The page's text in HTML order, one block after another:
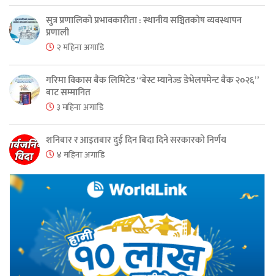
सुत्र प्रणालिको प्रभावकारीता : स्थानीय सञ्चितकोष व्यवस्थापन
प्रणाली
२ महिना अगाडि
गरिमा विकास बैंक लिमिटेड “बेस्ट म्यानेज्ड डेभेलपमेन्ट बैंक २०२६”
बाट सम्मानित
३ महिना अगाडि
शनिबार र आइतबार दुई दिन बिदा दिने सरकारको निर्णय
४ महिना अगाडि